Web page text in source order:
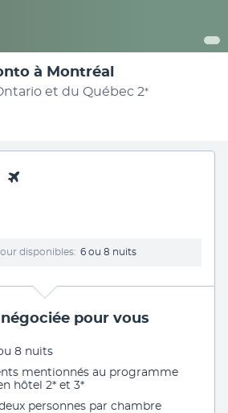
à Montréal
et du Québec 2*
disponibles 6 ou 8 nuits
négociée pour vous
8 nuits
mentionnés au programme
hôtel 2* et 3*
personnes par chambre